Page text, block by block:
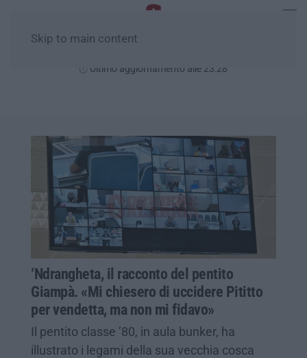
Skip to main content
Ultimo aggiornamento alle 23:28
‘Ndrangheta, il racconto del pentito
Giampà. «Mi chiesero di uccidere Pititto
per vendetta, ma non mi fidavo»
Il pentito classe ’80, in aula bunker, ha
illustrato i legami della sua vecchia cosca